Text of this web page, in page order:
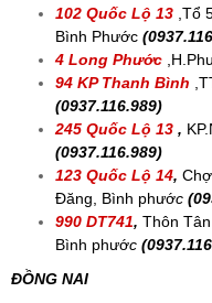
102 Quốc Lộ 13 Tổ
Bình Phước
4 Long Phước
94 KP Thanh Bình
(0937.116.989)
245 Quốc Lộ 13 ,
(0937.116.989)
123 Quốc Lộ 14,
Đăng, Bình phước (
990 DT741, Thôn
Bình phước (
ĐỒNG NAI